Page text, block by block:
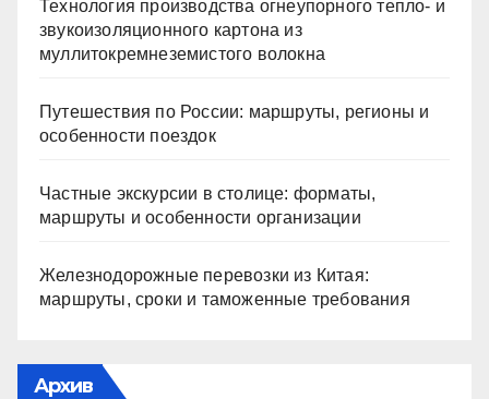
Технология производства огнеупорного тепло- и
звукоизоляционного картона из
муллитокремнеземистого волокна
Путешествия по России: маршруты, регионы и
особенности поездок
Частные экскурсии в столице: форматы,
маршруты и особенности организации
Железнодорожные перевозки из Китая:
маршруты, сроки и таможенные требования
Архив